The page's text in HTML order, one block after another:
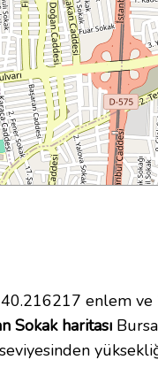
enlem ve
Sokak haritası
seviyesinden